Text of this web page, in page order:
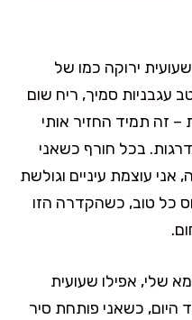
ירוקה כמו של
עגבניות סמיך, ריח שום
זה תמיד החזיר אותי
בכל חורף כשאני
עוצמת עיניים וגולשת
כל טוב, כשהקדרה הזו
שלי, אפילו שעועית
כשאני פותחת סיר